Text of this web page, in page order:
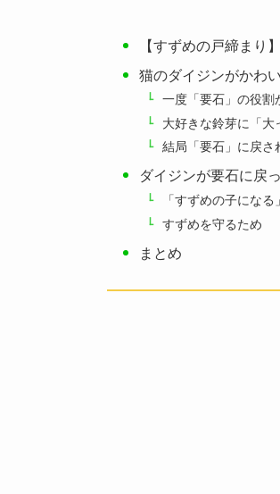
【すずめの戸締まり
猫のダイジンがかわ
一度「要石」の役割
大好きな鈴芽に「大
結局「要石」に戻さ
ダイジンが要石に戻
「すずめの子にな
すずめを守るため
まとめ